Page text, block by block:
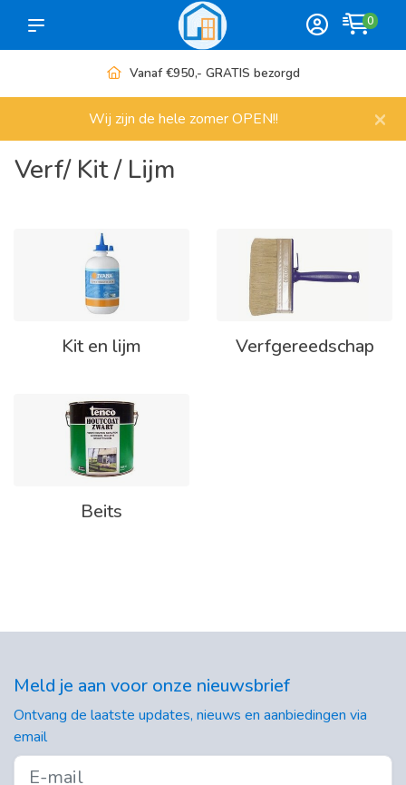
0
Vanaf €950,- GRATIS bezorgd
Wij zijn de hele zomer OPEN!! ×
Verf/ Kit / Lijm
Kit en lijm Verfgereedschap
Beits
Meld je aan voor onze nieuwsbrief
Ontvang de laatste updates, nieuws en aanbiedingen via
email